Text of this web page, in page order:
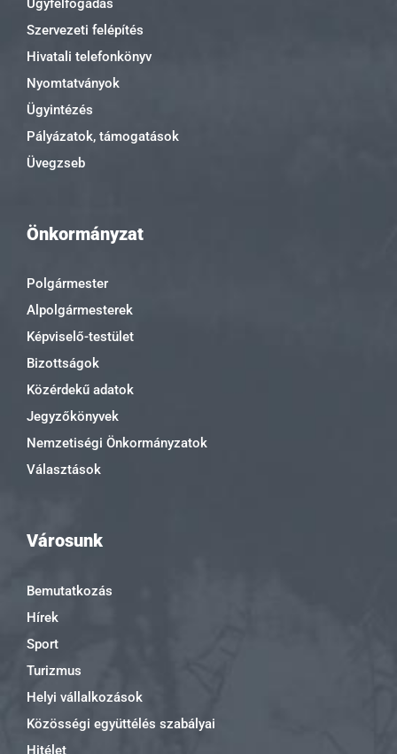
Szervezeti felépítés
Hivatali telefonkönyv
Nyomtatványok
Ügyintézés
Pályázatok, támogatások
Üvegzseb
Önkormányzat
Polgármester
Alpolgármesterek
Képviselő-testület
Bizottságok
Közérdekű adatok
Jegyzőkönyvek
Nemzetiségi Önkormányzatok
Választások
Városunk
Bemutatkozás
Hírek
Sport
Turizmus
Helyi vállalkozások
Közösségi együttélés szabályai
Hitélet